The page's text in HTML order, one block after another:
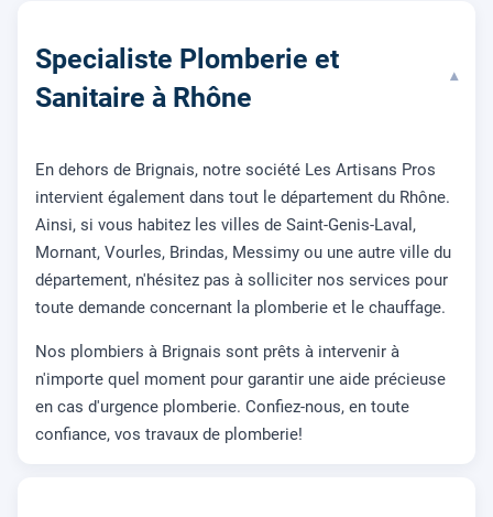
Specialiste Plomberie et
Sanitaire à Rhône
▾
En dehors de Brignais, notre société Les Artisans Pros
intervient également dans tout le département du Rhône.
Ainsi, si vous habitez les villes de Saint-Genis-Laval,
Mornant, Vourles, Brindas, Messimy ou une autre ville du
département, n'hésitez pas à solliciter nos services pour
toute demande concernant la plomberie et le chauffage.
Nos plombiers à Brignais sont prêts à intervenir à
n'importe quel moment pour garantir une aide précieuse
en cas d'urgence plomberie. Confiez-nous, en toute
confiance, vos travaux de plomberie!